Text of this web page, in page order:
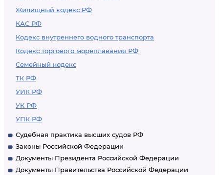
Жилищный кодекс РФ
КАС РФ
Кодекс внутреннего водного транспорта
Кодекс торгового мореплавания РФ
Семейный кодекс
ТК РФ
УИК РФ
УК РФ
УПК РФ
Судебная практика высших судов РФ
Законы Российской Федерации
Документы Президента Российской Федерации
Документы Правительства Российской Федерации